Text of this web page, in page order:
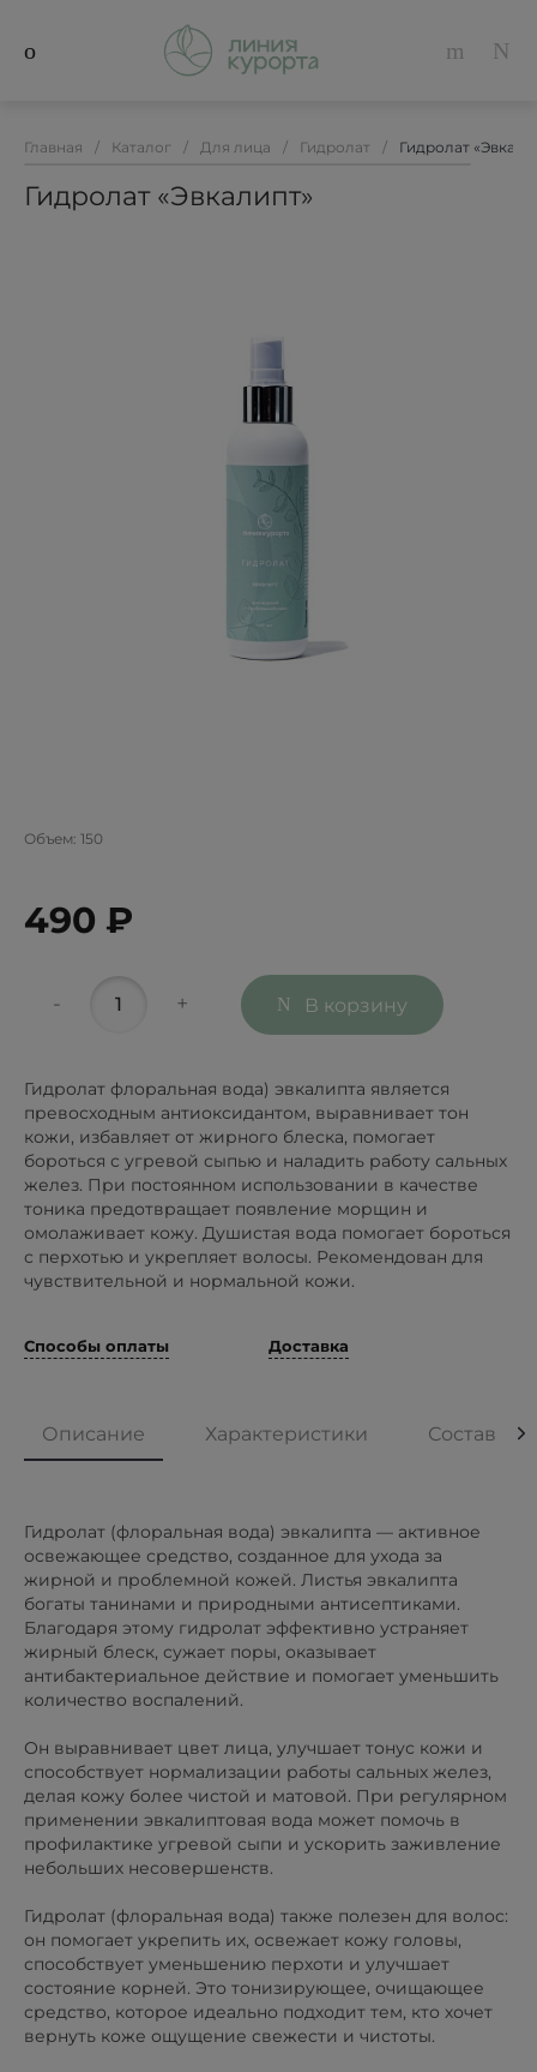
Главная / Каталог / Для лица / Гидролат / Гидролат
Гидролат «Эвкалипт»
Объем: 150
490 ₽
- + В корзину
Гидролат флоральная вода) эвкалипта является
превосходным антиоксидантом, выравнивает тон
кожи, избавляет от жирного блеска, помогает
бороться с угревой сыпью и наладить работу сальных
желез. При постоянном использовании в качестве
тоника предотвращает появление морщин и
омолаживает кожу. Душистая вода помогает бороться
с перхотью и укрепляет волосы. Рекомендован для
чувствительной и нормальной кожи.
Способы оплаты Доставка
Описание Характеристики Состав
Гидролат (флоральная вода) эвкалипта — активное
освежающее средство, созданное для ухода за
жирной и проблемной кожей. Листья эвкалипта
богаты танинами и природными антисептиками.
Благодаря этому гидролат эффективно устраняет
жирный блеск, сужает поры, оказывает
антибактериальное действие и помогает уменьшить
количество воспалений.
Он выравнивает цвет лица, улучшает тонус кожи и
способствует нормализации работы сальных желез,
делая кожу более чистой и матовой. При регулярном
применении эвкалиптовая вода может помочь в
профилактике угревой сыпи и ускорить заживление
небольших несовершенств.
Гидролат (флоральная вода) также полезен для волос:
он помогает укрепить их, освежает кожу головы,
способствует уменьшению перхоти и улучшает
состояние корней. Это тонизирующее, очищающее
средство, которое идеально подходит тем, кто хочет
вернуть коже ощущение свежести и чистоты.